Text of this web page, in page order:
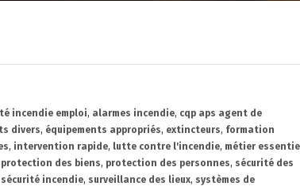
incendie emploi, alarmes incendie, cqp aps agent de
divers, équipements appropriés, extincteurs, formation
, intervention rapide, lutte contre l'incendie, métier
protection des biens, protection des personnes, sécurité des
incendie, surveillance des lieux, systèmes de